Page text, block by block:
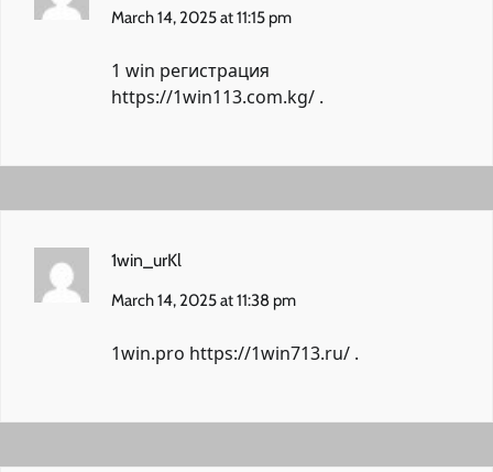
March 14, 2025 at 11:15 pm
1 win регистрация
https://1win113.com.kg/ .
1win_urKl
March 14, 2025 at 11:38 pm
1win.pro https://1win713.ru/ .